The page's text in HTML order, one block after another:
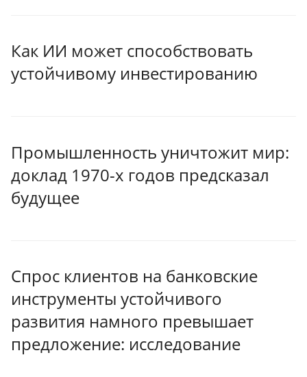
Как ИИ может способствовать
устойчивому инвестированию
Промышленность уничтожит мир:
доклад 1970-х годов предсказал
будущее
Спрос клиентов на банковские
инструменты устойчивого
развития намного превышает
предложение: исследование